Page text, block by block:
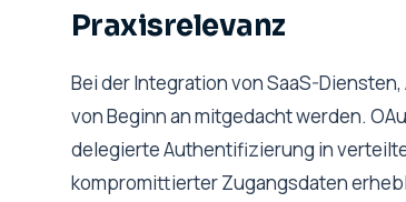
Praxisrelevanz
Bei der Integration von SaaS-
von Beginn an mitgedacht werden.
delegierte Authentifizierung in
kompromittierter Zugangsdaten